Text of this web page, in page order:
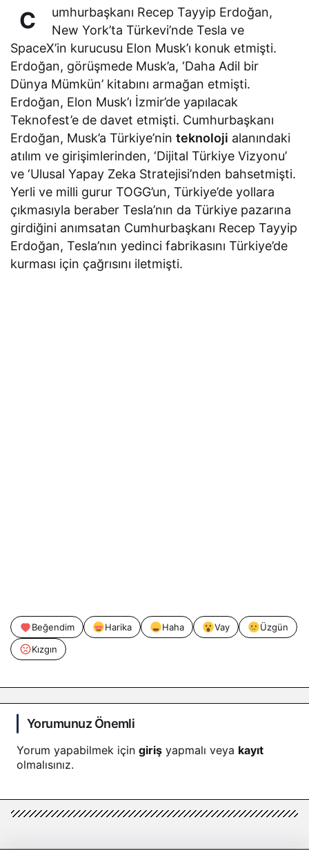
söyledi
C
umhurbaşkanı Recep Tayyip Erdoğan,
New York’ta Türkevi’nde Tesla ve
SpaceX’in kurucusu Elon Musk’ı konuk etmişti.
Erdoğan, görüşmede Musk’a, ‘Daha Adil bir
Dünya Mümkün’ kitabını armağan etmişti.
Erdoğan, Elon Musk’ı İzmir’de yapılacak
Teknofest’e de davet etmişti. Cumhurbaşkanı
Erdoğan, Musk’a Türkiye’ninteknoloji alanındaki
atılım ve girişimlerinden, ‘Dijital Türkiye Vizyonu’
ve ‘Ulusal Yapay Zeka Stratejisi’nden bahsetmişti.
Yerli ve milli gurur TOGG’un, Türkiye’de yollara
çıkmasıyla beraber Tesla’nın da Türkiye pazarına
girdiğini anımsatan Cumhurbaşkanı Recep Tayyip
Erdoğan, Tesla’nın yedinci fabrikasını Türkiye’de
kurması için çağrısını iletmişti.
Beğendim Harika Haha Vay
Üzgün
Kızgın
Yorumunuz Önemli
Yorum yapabilmek için giriş yapmalı veya kayıt
olmalısınız.